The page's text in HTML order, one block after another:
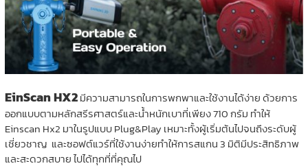
EinScan HX2มีความสามารถในการพกพาและใช้งานได้ง่าย ด้วยการ
ออกแบบตามหลักสรีรศาสตร์และน้ำหนักเบาที่เพียง 710 กรัม ทำให้
Einscan Hx2 มาในรูปแบบ Plug&Play เหมาะทั้งผู้เริ่มต้นไปจนถึงระดับผู้
เชี่ยวชาญ และซอฟต์แวร์ที่ใช้งานง่ายทำให้การสแกน 3 มิติมีประสิทธิภาพ
และสะดวกสบาย ไปได้ทุกที่ที่คุณไป